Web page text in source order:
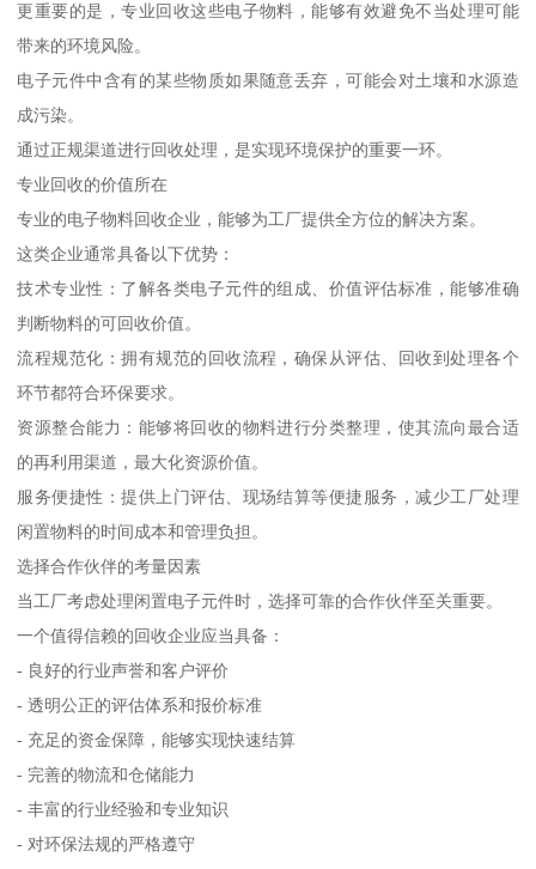
更重要的是，专业回收这些电子物料，能够有效避免不当处理可能
带来的环境风险。
电子元件中含有的某些物质如果随意丢弃，可能会对土壤和水源造
成污染。
通过正规渠道进行回收处理，是实现环境保护的重要一环。
专业回收的价值所在
专业的电子物料回收企业，能够为工厂提供全方位的解决方案。
这类企业通常具备以下优势：
技术专业性：了解各类电子元件的组成、价值评估标准，能够准确
判断物料的可回收价值。
流程规范化：拥有规范的回收流程，确保从评估、回收到处理各个
环节都符合环保要求。
资源整合能力：能够将回收的物料进行分类整理，使其流向最合适
的再利用渠道，最大化资源价值。
服务便捷性：提供上门评估、现场结算等便捷服务，减少工厂处理
闲置物料的时间成本和管理负担。
选择合作伙伴的考量因素
当工厂考虑处理闲置电子元件时，选择可靠的合作伙伴至关重要。
一个值得信赖的回收企业应当具备：
- 良好的行业声誉和客户评价
- 透明公正的评估体系和报价标准
- 充足的资金保障，能够实现快速结算
- 完善的物流和仓储能力
- 丰富的行业经验和专业知识
- 对环保法规的严格遵守